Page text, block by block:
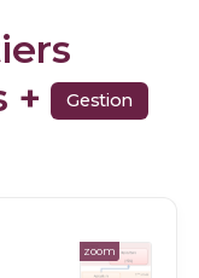
+
Gestion
zoom